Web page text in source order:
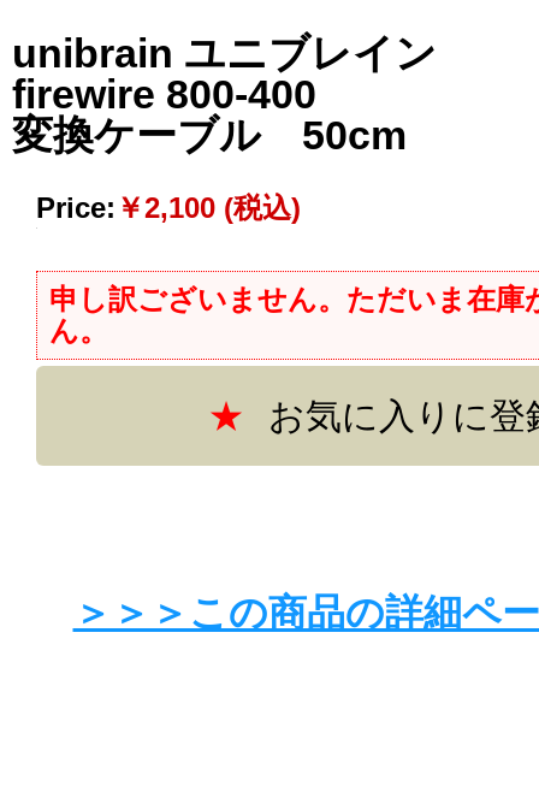
unibrain ユニブレイン
firewire 800-400
変換ケーブル 50cm
Price: ￥2,100 (税込)
申し訳ございません。ただいま在庫
ん。
お気に入りに登
＞＞＞この商品の詳細ペ